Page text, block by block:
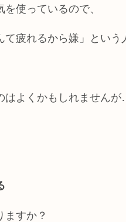
使っているので、
て疲れるから嫌」という
はよくかもしれません
ますか？